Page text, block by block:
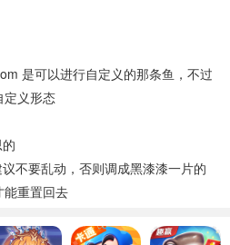
是可以进行自定义的那条鱼，不过
定义形态
不要乱动，否则调成黑漆漆一片的
能重置回去